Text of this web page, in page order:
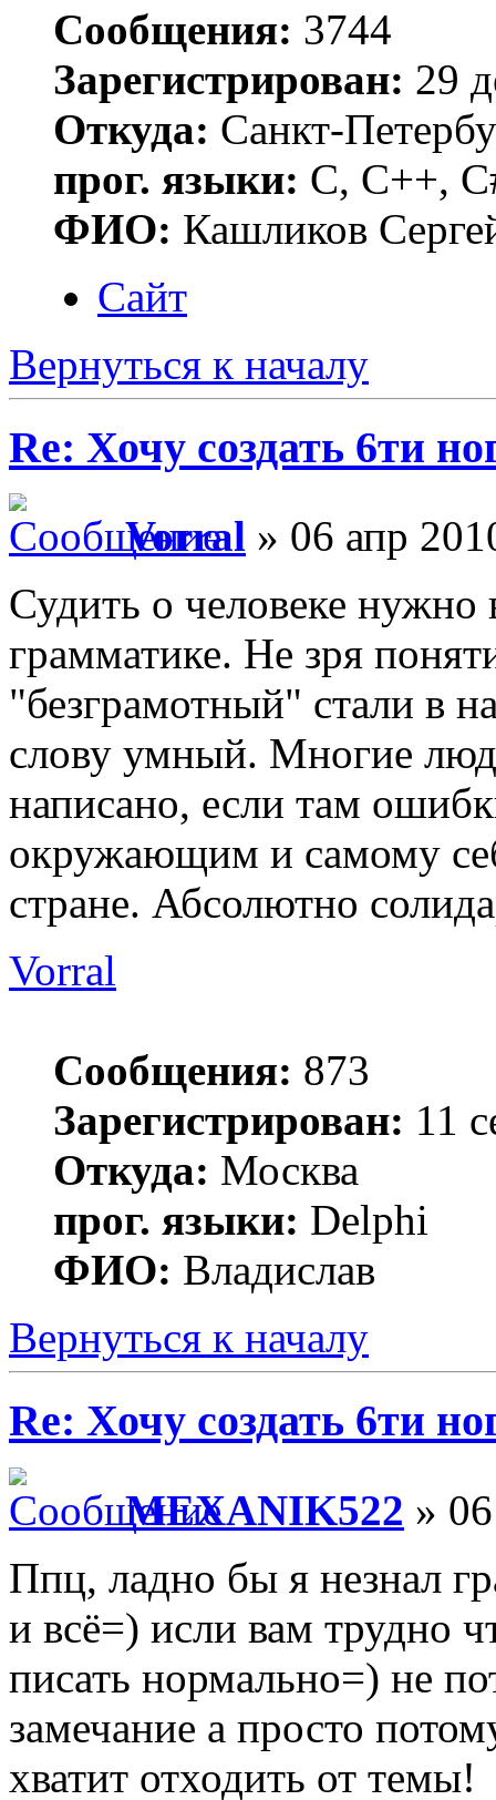
Сообщения: 3744
Зарегистрирован: 29
Откуда: Санкт-
прог. языки: C, C++,
ФИО: Кашликов
Сайт
Вернуться к началу
Re: Хочу создать 6ти
Vorral » 06 апр
Судить о человеке
грамматике. Не зря
"безграмотный" стали в
слову умный. Многие
написано, если там
окружающим и самому
стране. Абсолютно
Vorral
Сообщения: 873
Зарегистрирован: 11
Откуда: Москва
прог. языки: Delphi
ФИО: Владислав
Вернуться к началу
Re: Хочу создать 6ти
MEXANIK522 »
Ппц, ладно бы я незнал
и всё=) исли вам трудно
писать нормально=) не
замечание а просто
хватит отходить от темы!